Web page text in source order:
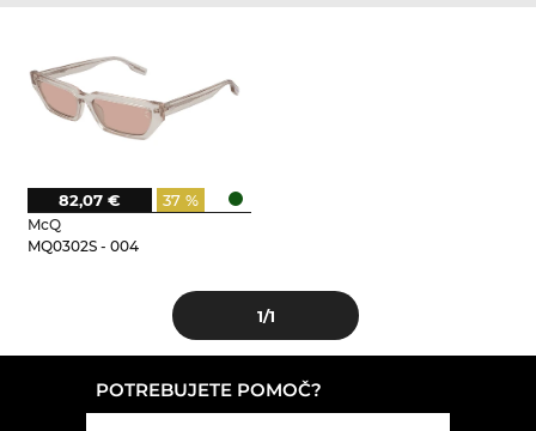
McQ
MQ0302S - 004
37 %
82,07 €
1/1
POTREBUJETE POMOČ?